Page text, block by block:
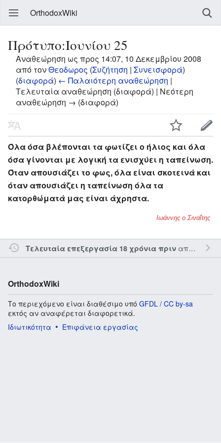
OrthodoxWiki
Πρότυπο:Ιουνίου 25
Αναθεώρηση ως προς 14:07, 10 Δεκεμβρίου 2008
από τονΘεοδωρος (Συζήτηση | Συνεισφορά)
(διαφορά) ← Παλαιότερη αναθεώρηση |
Τελευταία αναθεώρηση (διαφορά) | Νεότερη
αναθεώρηση → (διαφορά)
Όλα όσα βλέπονται τα φωτίζει ο ήλιος και όλα
όσα γίνονται με λογική τα ενισχύει η ταπείνωση.
Όταν απουσιάζει το φως, όλα είναι σκοτεινά και
όταν απουσιάζει η ταπείνωση όλα τα
κατορθώματά μας είναι άχρηστα.
Ιωάννης ο Σιναΐτης
Τελευταία επεξεργασία 18 χρόνια πριναπό τον την
OrthodoxWiki
Το περιεχόμενο είναι διαθέσιμο υπό GFDL / CC by-sa
εκτός αν αναφέρεται διαφορετικά.
Ιδιωτικότητα
Επιφάνεια εργασίας